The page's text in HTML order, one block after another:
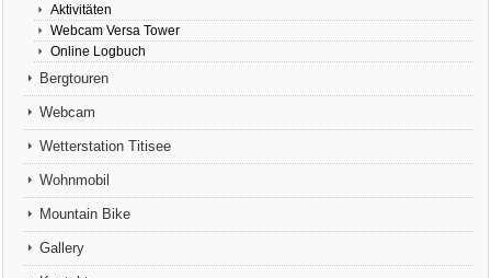
Aktivitäten
Webcam Versa Tower
Online Logbuch
Bergtouren
Webcam
Wetterstation Titisee
Wohnmobil
Mountain Bike
Gallery